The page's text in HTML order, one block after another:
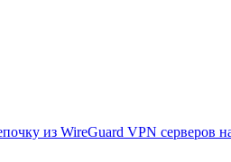
из WireGuard VPN серверов